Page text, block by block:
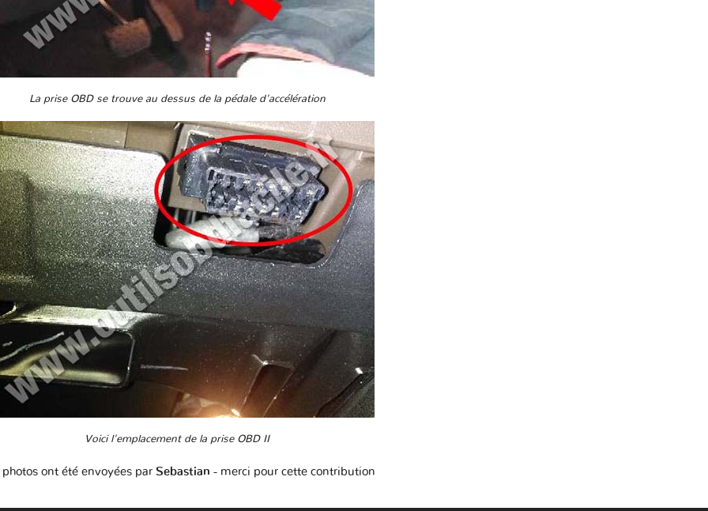
La prise OBD se trouve au dessus de la pédale d'accélération
Voici l'emplacement de la prise OBD II
photos ont été envoyées par Sebastian - merci pour cette contribution